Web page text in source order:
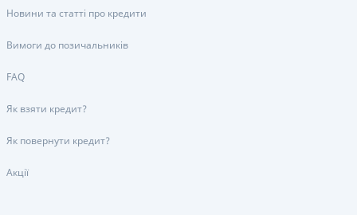
Новини та статті про кредити
Вимоги до позичальників
FAQ
Як взяти кредит?
Як повернути кредит?
Акції